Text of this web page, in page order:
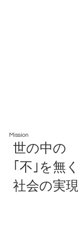
世の中の
｢不｣を無
社会の実現
Mission